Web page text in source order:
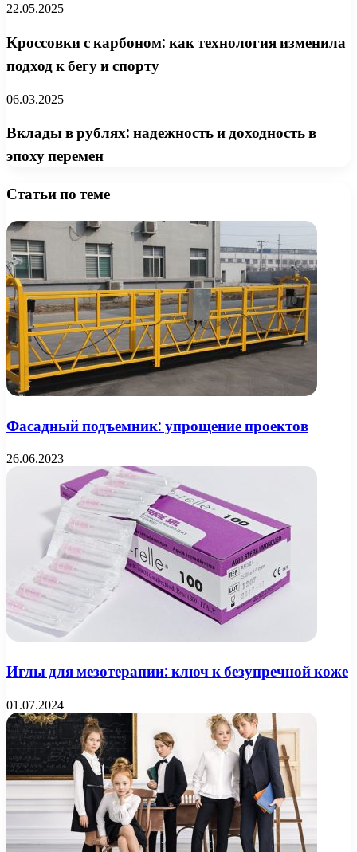
22.05.2025
Кроссовки с карбоном: как технология изменила
подход к бегу и спорту
06.03.2025
Вклады в рублях: надежность и доходность в
эпоху перемен
Статьи по теме
Фасадный подъемник: упрощение проектов
26.06.2023
Иглы для мезотерапии: ключ к безупречной коже
01.07.2024